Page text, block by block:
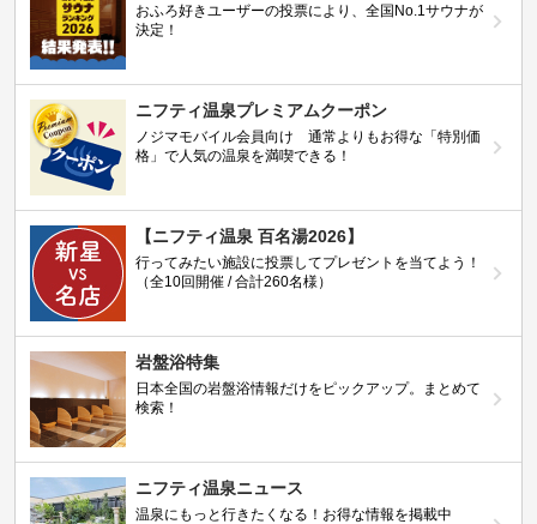
おふろ好きユーザーの投票により、全国No.1サウナが
決定！
ニフティ温泉プレミアムクーポン
ノジマモバイル会員向け 通常よりもお得な「特別価
格」で人気の温泉を満喫できる！
【ニフティ温泉 百名湯2026】
行ってみたい施設に投票してプレゼントを当てよう！
（全10回開催 / 合計260名様）
岩盤浴特集
日本全国の岩盤浴情報だけをピックアップ。まとめて
検索！
ニフティ温泉ニュース
温泉にもっと行きたくなる！お得な情報を掲載中